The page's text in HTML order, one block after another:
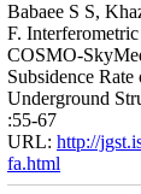
Babaee S S,
F.
COSMO-
Subsidence
Underground
:55-67
URL: http://
fa.html